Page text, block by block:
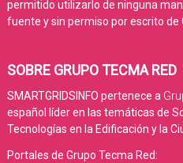
permitido utilizarlo de ninguna
fuente y sin permiso por escrito de
SOBRE GRUPO TECMA RED
SMARTGRIDSINFO pertenece a
español líder en las temáticas de
Tecnologías en la Edificación y la
Portales de Grupo Tecma Red: